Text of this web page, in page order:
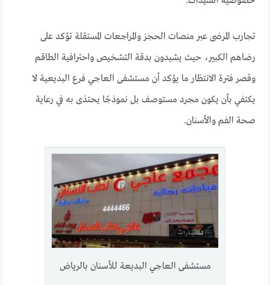
تجارب المرضى عبر منصات الحجز والمراجعات المستقلة تؤكد على
رضاهم الكبير، حيث يشيدون بدقة التشخيص واحترافية الطاقم
وقصر فترة الانتظار ما يؤكد أن مستشفى العاجي فرع البديعية لا
يكتفي بأن يكون مجرد مستوصف بل نموذجًا يحتذى به في رعاية
صحة الفم والأسنان.
مستشفى العاجي البديعة للأسنان بالرياض